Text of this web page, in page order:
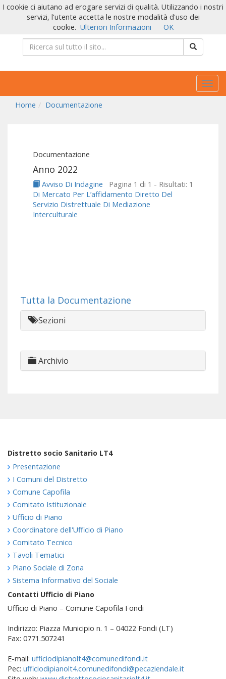
Home
Documentazione
Documentazione
Anno 2022
Pagina 1 di 1 - Risultati: 1
Avviso Di Indagine
Di Mercato Per L’affidamento Diretto Del
Servizio Distrettuale Di Mediazione
Interculturale
Tutta la Documentazione
Sezioni
Archivio
Distretto socio Sanitario LT4
Presentazione
I Comuni del Distretto
Comune Capofila
Comitato Istituzionale
Ufficio di Piano
Coordinatore dell'Ufficio di Piano
Comitato Tecnico
Tavoli Tematici
Piano Sociale di Zona
Sistema Informativo del Sociale
Contatti Ufficio di Piano
Ufficio di Piano – Comune Capofila Fondi
Indirizzo: Piazza Municipio n. 1 – 04022 Fondi (LT)
Fax: 0771.507241
E-mail: ufficiodipianolt4@comunedifondi.it
Pec: ufficiodipianolt4.comunedifondi@pecaziendale.it
I cookie ci aiutano ad erogare servizi di qualità. Utilizzando i nostri
servizi, l'utente accetta le nostre modalità d'uso dei
cookie. Ulteriori Informazioni OK